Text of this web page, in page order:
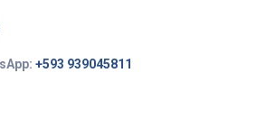
+593 939045811